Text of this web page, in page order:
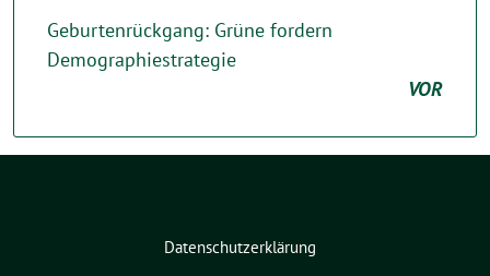
Geburtenrückgang: Grüne fordern
Demographiestrategie
VOR
Datenschutzerklärung